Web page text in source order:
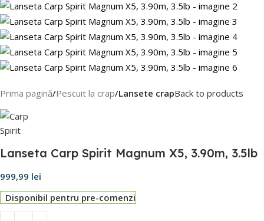
Prima pagină Pescuit la crap Lansete crapBack to products
Lanseta Carp Spirit Magnum X5, 3.90m, 3.5lb
999,99 lei
Disponibil pentru pre-comenzi